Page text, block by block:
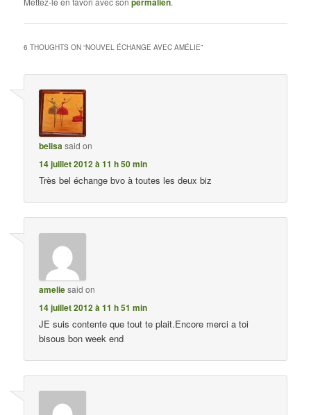
6 THOUGHTS ON “NOUVEL ÉCHANGE AVEC AMÉLIE”
belisasaid on
14 juillet 2012 à 11 h 50 min
Très bel échange bvo à toutes les deux biz
ameliesaid on
14 juillet 2012 à 11 h 51 min
JE suis contente que tout te plait.Encore merci a toi
bisous bon week end